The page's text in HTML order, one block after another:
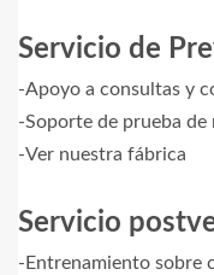
Servicio de
-Apoyo a consultas y
-Soporte de prueba de
-Ver nuestra fábrica
Servicio
-Entrenamiento sobre